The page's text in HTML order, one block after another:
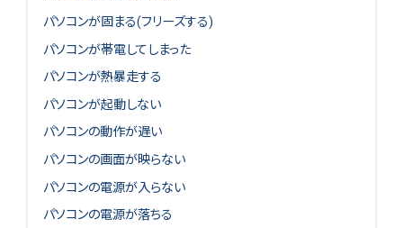
パソコンが固まる(フリーズする)
パソコンが帯電してしまった
パソコンが熱暴走する
パソコンが起動しない
パソコンの動作が遅い
パソコンの画面が映らない
パソコンの電源が入らない
パソコンの電源が落ちる